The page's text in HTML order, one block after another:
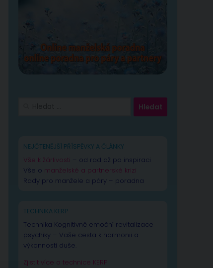
NEJČTENĚJŠÍ PŘÍSPĚVKY A ČLÁNKY
Vše k žárlivosti – od rad až po inspiraci
Vše o manželské a partnerské krizi
Rady pro manžele a páry – poradna
TECHNIKA KERP
Technika Kognitivně emoční revitalizace
psychiky – Vaše cesta k harmonii a
výkonnosti duše.
Zjistit více o technice KERP